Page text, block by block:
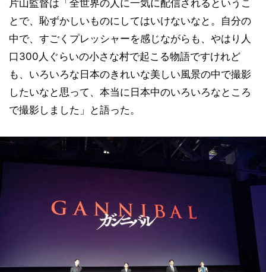
片山監督は「全世界の人に一気に配信されるというこ
とで、恥ずかしいものにしてはいけないなと。自分の
中で、すごくプレッシャーを感じながらも、やはり人
口300人ぐらいの小さな村で起こる物語ですけれど
も、いろいろな日本のきれいな美しい風景の中で撮影
したいなと思って、本当に日本中のいろいろなところ
で撮影しました」と語った。